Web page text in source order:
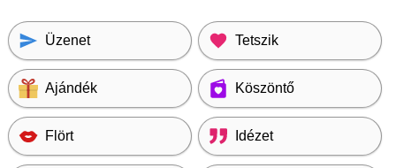
Üzenet Tetszik
Ajándék Köszöntő
Flört Idézet